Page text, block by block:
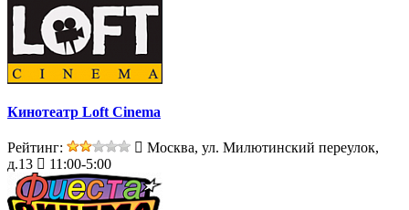
Кинотеатр Loft Cinema
Рейтинг:
Москва, ул. Милютинский переулок,
д.13
11:00-5:00